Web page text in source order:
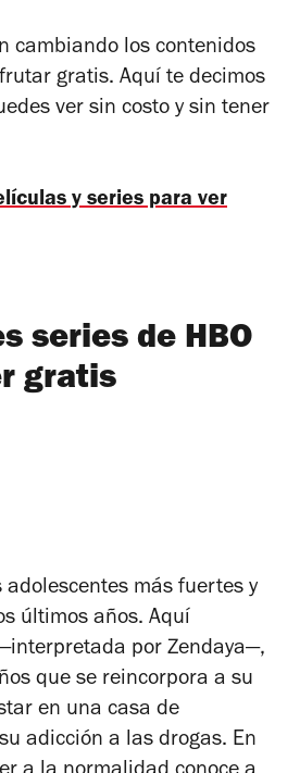
cambiando los contenidos
gratis. Aquí te decimos
ver sin costo y sin tener
y series para ver
series de HBO
gratis
adolescentes más fuertes y
últimos años. Aquí
por Zendaya—,
que se reincorpora a su
en una casa de
adicción a las drogas. En